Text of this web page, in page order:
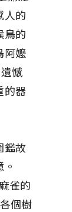
人的
鳥的
阿嬤
憾
的器
鑑故
雀的
個樹